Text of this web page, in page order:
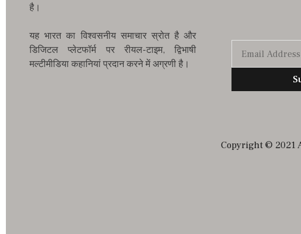
है।
यह भारत का विश्वसनीय समाचार स्रोत है और
डिजिटल प्लेटफॉर्म पर रीयल-टाइम, द्विभाषी
मल्टीमीडिया कहानियां प्रदान करने में अग्रणी है।
Copyright © 2021